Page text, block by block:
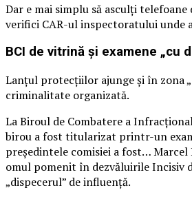
Dar e mai simplu să asculți telefoane
verifici CAR-ul inspectoratului unde
BCI de vitrină și examene „cu
Lanțul protecțiilor ajunge și în zona
criminalitate organizată.
La Biroul de Combatere a
birou a fost titularizat printr-un
președintele comisiei a fost… Marcel
omul pomenit în dezvăluirile Incisiv
„dispecerul” de influență.